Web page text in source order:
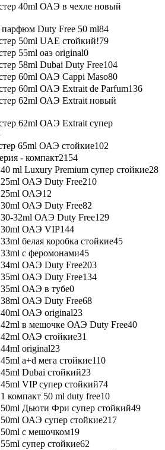
40ml ОАЭ в чехле новый
Duty Free 50 ml84
50ml UAE стойкий!79
55ml оаэ original0
58ml Dubai Duty Free104
60ml ОАЭ Cappi Maso80
60ml ОАЭ Extrait de Parfum136
62ml ОАЭ Extrait новый
62ml ОАЭ Extrait супер
65ml ОАЭ стойкие102
- компакт2154
ml Luxury Premium супер стойкие28
ОАЭ Duty Free210
25ml ОАЭ12
ОАЭ Duty Free82
32ml ОАЭ Duty Free129
30ml ОАЭ VIP144
белая коробка стойкие45
с феромонами45
ОАЭ Duty Free203
ОАЭ Duty Free134
ОАЭ в тубе0
ОАЭ Duty Free68
ОАЭ original23
в мешочке ОАЭ Duty Free40
ОАЭ стойкие31
original23
a+d мега стойкие110
Dubai стойкий23
VIP супер стойкий74
компакт 50 ml duty free10
Дьюти Фри супер стойкий49
ОАЭ супер стойкие217
с мешочком19
супер стойкие62